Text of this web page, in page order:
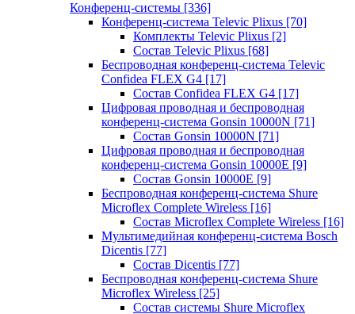
Конференц-системы [336]
Конференц-система Televic Plixus [70]
Комплекты Televic Plixus [2]
Состав Televic Plixus [68]
Беспроводная конференц-система Televic
Confidea FLEX G4 [17]
Состав Confidea FLEX G4 [17]
Цифровая проводная и беспроводная
конференц-система Gonsin 10000N [71]
Состав Gonsin 10000N [71]
Цифровая проводная и беспроводная
конференц-система Gonsin 10000E [9]
Состав Gonsin 10000E [9]
Беспроводная конференц-система Shure
Microflex Complete Wireless [16]
Состав Microflex Complete Wireless [16]
Мультимедийная конференц-система Bosch
Dicentis [77]
Состав Dicentis [77]
Беспроводная конференц-система Shure
Microflex Wireless [25]
Состав системы Shure Microflex